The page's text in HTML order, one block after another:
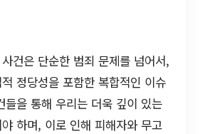
건은 단순한 범죄 문제를 넘어서,
정당성을 포함한 복합적인 이슈
들을 통해 우리는 더욱 깊이 있는
하며, 이로 인해 피해자와 무고